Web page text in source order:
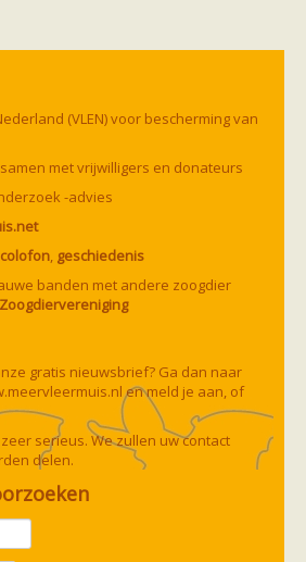
tuin
een detector
leven
vleermuis
grootoorvleermuis
vleermuis
vleermuis
hoefijzerneus
(VLEN) voor bescherming van
met vrijwilligers en donateurs
-advies
colofon, geschiedenis
banden met andere zoogdier
gratis nieuwsbrief? Ga dan naar
en meld je aan, of
serieus. We zullen uw contact
delen.